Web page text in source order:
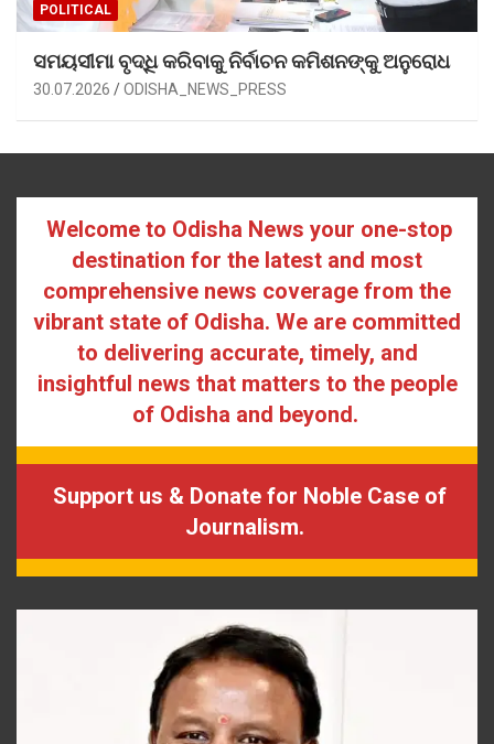
POLITICAL
ସମୟସୀମା ବୃଦ୍ଧି କରିବାକୁ ନିର୍ବାଚନ କମିଶନଙ୍କୁ ଅନୁରୋଧ
30.07.2026 ODISHA_NEWS_PRESS
Welcome to Odisha News your one-stop
destination for the latest and most
comprehensive news coverage from the
vibrant state of Odisha. We are committed
to delivering accurate, timely, and
insightful news that matters to the people
of Odisha and beyond.
Support us & Donate for Noble Case of
Journalism.